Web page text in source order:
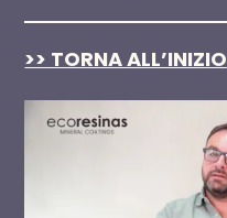
>> TORNA ALL’INIZIO